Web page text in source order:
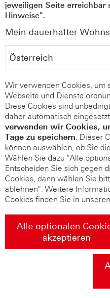
jeweiligen Seite erreichbar
Hinweise".
Mein dauerhafter
Wir verwenden Cookies, um
Webseite und Dienste
Diese Cookies sind
daher automatisch
verwenden wir Cookies,
Tage zu speichern. Dieser
können auswählen, ob Sie
Wählen Sie dazu "Alle
Entscheiden Sie sich gegen
Cookies, dann wählen Sie
ablehnen". Weitere
Cookies finden Sie in unseren
Alle optionalen
akzeptieren